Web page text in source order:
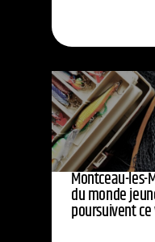
Montceau-les-
du monde
poursuivent